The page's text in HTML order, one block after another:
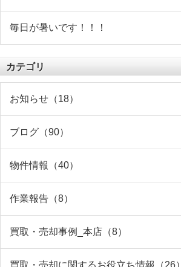
毎日が暑いです！！！
カテゴリ
お知らせ（18）
ブログ（90）
物件情報（40）
作業報告（8）
買取・売却事例_本店（8）
買取・売却に関するお役立ち情報（26）